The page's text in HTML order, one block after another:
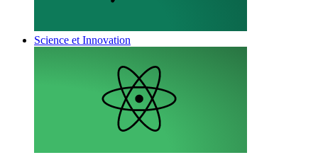
Science et Innovation